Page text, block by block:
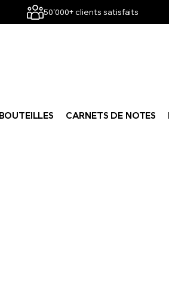
50'000+ clients satisfaits
BOUTEILLES CARNETS DE NOTES